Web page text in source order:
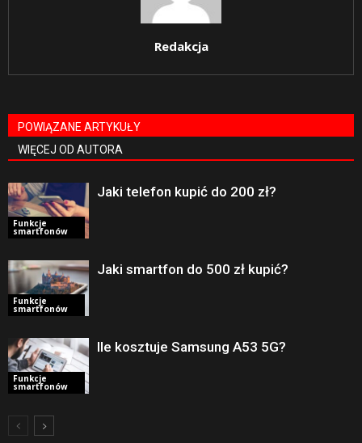
Redakcja
POWIĄZANE ARTYKUŁY
WIĘCEJ OD AUTORA
Funkcje
smartfonów
Jaki telefon kupić do 200 zł?
Funkcje
smartfonów
Jaki smartfon do 500 zł kupić?
Funkcje
smartfonów
Ile kosztuje Samsung A53 5G?